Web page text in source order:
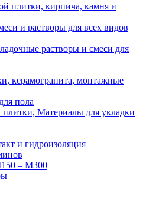
плитки, кирпича, камня и
и растворы для всех видов
растворы и смеси для
керамогранита, монтажные
пола
Материалы для укладки
и гидроизоляция
– М300